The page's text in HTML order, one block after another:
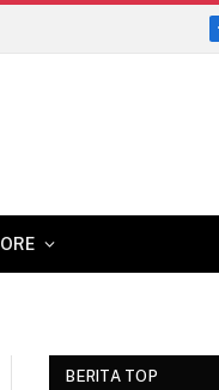
BERITA TOP